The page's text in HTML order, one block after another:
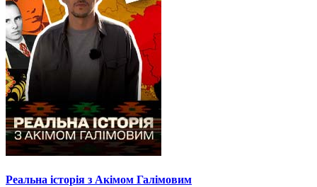
Реальна історія з Акімом Галімовим